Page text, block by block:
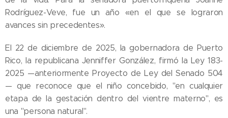
Rodríguez-Veve, fue un año «en el que se lograron
avances sin precedentes».
El 22 de diciembre de 2025, la gobernadora de Puerto
Rico, la republicana Jenniffer González, firmó la Ley 183-
2025 —anteriormente Proyecto de Ley del Senado 504
— que reconoce que el niño concebido, "en cualquier
etapa de la gestación dentro del vientre materno", es
una "persona natural".